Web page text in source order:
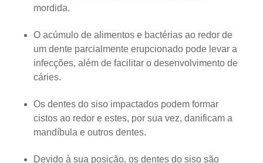
mordida.
O acúmulo de alimentos e bactérias ao redor de
um dente parcialmente erupcionado pode levar a
infecções, além de facilitar o desenvolvimento de
cáries.
Os dentes do siso impactados podem formar
cistos ao redor e estes, por sua vez, danificam a
mandíbula e outros dentes.
Devido à sua posição, os dentes do siso são